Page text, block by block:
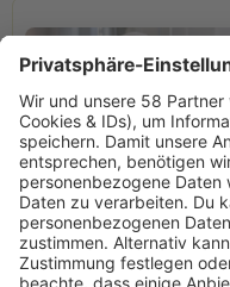
Tallow-Creme in
Deutschland: Deshalb
schwören die Deutschen
auf Tallow-Creme